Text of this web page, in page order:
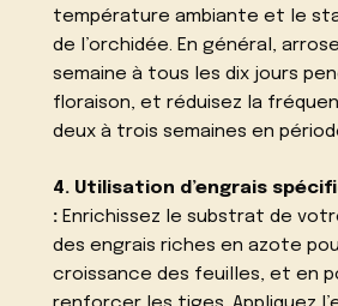
température ambiante et le
de l’orchidée. En général,
semaine à tous les dix jours
floraison, et réduisez la
deux à trois semaines en
4. Utilisation d’engrais
: Enrichissez le substrat de
des engrais riches en azote
croissance des feuilles, et en